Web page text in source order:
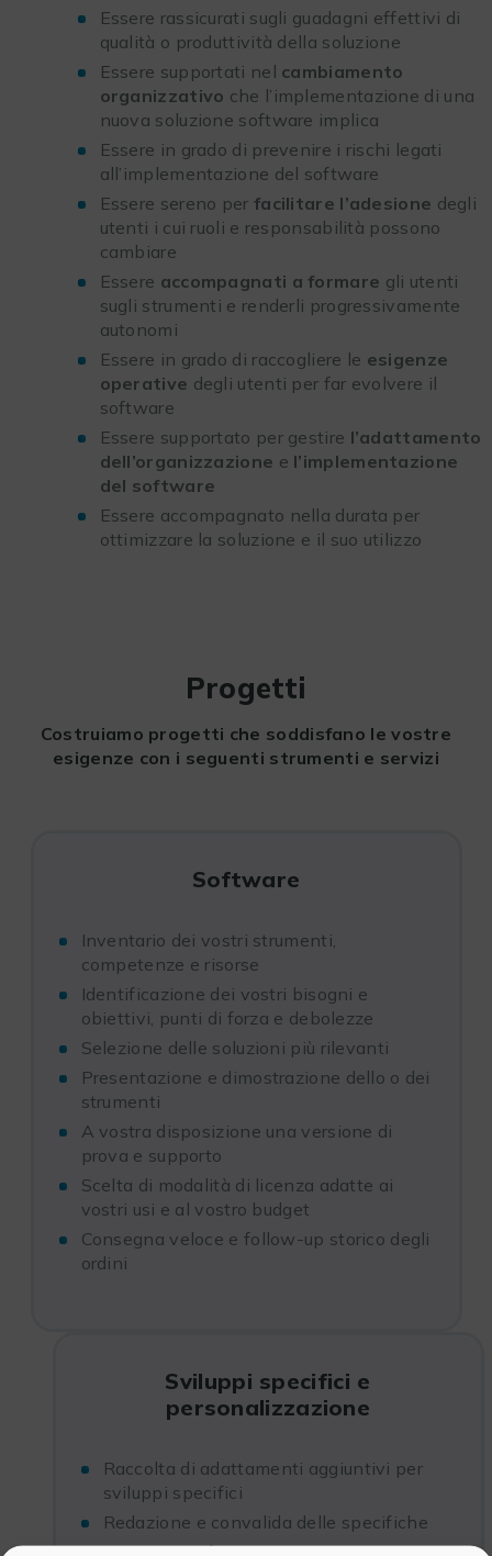
Essere rassicurati sugli guadagni effettivi di
qualità o produttività della soluzione
Essere supportati nel cambiamento
organizzativo che l’implementazione di una
nuova soluzione software implica
Essere in grado di prevenire i rischi legati
all’implementazione del software
Essere sereno per facilitare l’adesione degli
utenti i cui ruoli e responsabilità possono
cambiare
Essere accompagnati a formare gli utenti
sugli strumenti e renderli progressivamente
autonomi
Essere in grado di raccogliere le esigenze
operative degli utenti per far evolvere il
software
Essere supportato per gestire l’adattamento
dell’organizzazione e l’implementazione
del software
Essere accompagnato nella durata per
ottimizzare la soluzione e il suo utilizzo
Progetti
Costruiamo progetti che soddisfano le vostre
esigenze con i seguenti strumenti e servizi
Software
Inventario dei vostri strumenti,
competenze e risorse
Identificazione dei vostri bisogni e
obiettivi, punti di forza e debolezze
Selezione delle soluzioni più rilevanti
Presentazione e dimostrazione dello o dei
strumenti
A vostra disposizione una versione di
prova e supporto
Scelta di modalità di licenza adatte ai
vostri usi e al vostro budget
Consegna veloce e follow-up storico degli
ordini
Sviluppi specifici e
personalizzazione
Raccolta di adattamenti aggiuntivi per
sviluppi specifici
Redazione e convalida delle specifiche
Costi e pianificazione